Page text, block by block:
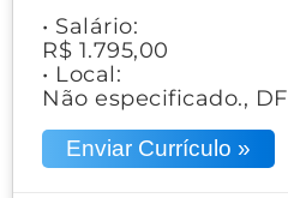
• Salário:
R$ 1.795,00
• Local:
Não especificado., DF
Enviar Currículo »